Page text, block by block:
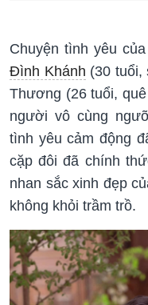
Chuyện tình yêu
Đình Khánh (30 tuổi,
Thương (26 tuổi,
người vô cùng
tình yêu cảm động
cặp đôi đã chính
nhan sắc xinh đẹp
không khỏi trầm trồ.